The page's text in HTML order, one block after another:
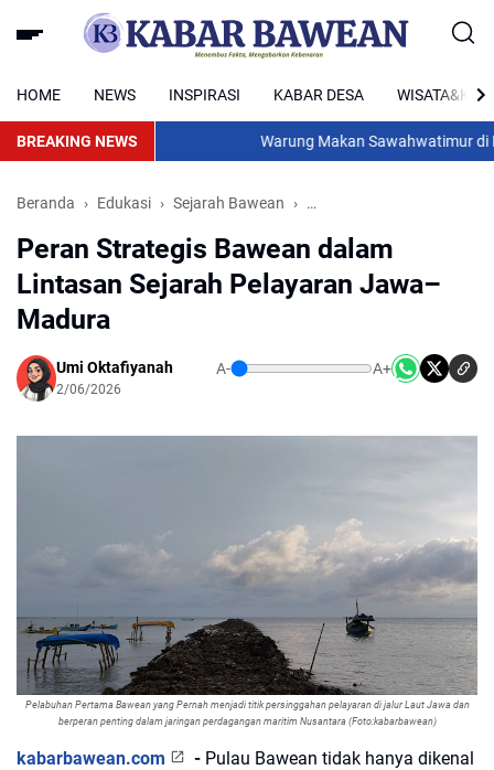
HOME NEWS INSPIRASI KABAR DESA
BREAKING NEWS Warung Makan Sawahwatimur di
Beranda Edukasi Sejarah Bawean Sejarah pelayaran Bawean
Peran Strategis Bawean dalam
Lintasan Sejarah Pelayaran Jawa–
Madura
Umi Oktafiyanah
2/06/2026
A- A+
Pelabuhan Pertama Bawean yang Pernah menjadi titik persinggahan pelayaran di jalur Laut Jawa dan
berperan penting dalam jaringan perdagangan maritim Nusantara (Foto:kabarbawean)
kabarbawean.com - Pulau Bawean tidak hanya dikenal